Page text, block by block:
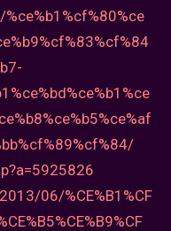
06/%CE%B1%CF